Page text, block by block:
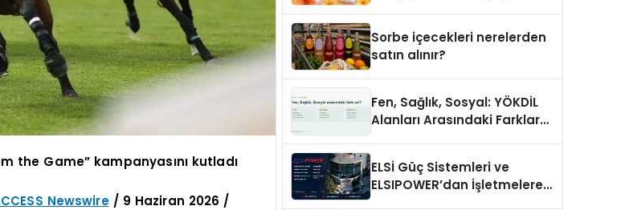
the Game” kampanyasını kutladı
Newswire/ 9 Haziran 2026 /
Sorbe içecekleri nerelerden
satın alınır?
Fen, Sağlık, Sosyal: YÖKDİL
Alanları Arasındaki Farklar
ELSİ Güç Sistemleri ve
ELSIPOWER’dan İşletmelere